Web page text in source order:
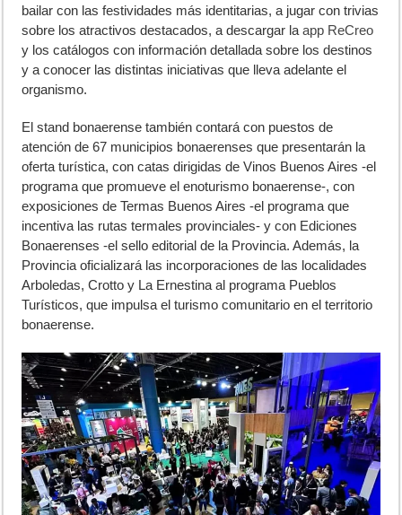
bailar con las festividades más identitarias, a jugar con trivias
sobre los atractivos destacados, a descargar laapp ReCreo
y los catálogos con información detallada sobre los destinos
y a conocer las distintas iniciativas que lleva adelante el
organismo.
El stand bonaerense también contará con puestos de
atención de 67 municipios bonaerenses que presentarán la
oferta turística, con catas dirigidas de Vinos Buenos Aires -el
programa que promueve el enoturismo bonaerense-, con
exposiciones de Termas Buenos Aires -el programa que
incentiva las rutas termales provinciales- y con Ediciones
Bonaerenses -el sello editorial de la Provincia. Además, la
Provincia oficializará las incorporaciones de las localidades
Arboledas, Crotto y La Ernestina al programa Pueblos
Turísticos, que impulsa el turismo comunitario en el territorio
bonaerense.